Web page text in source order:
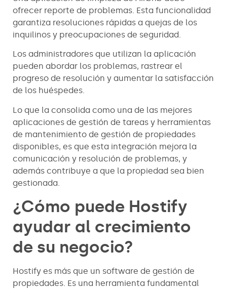
ofrecer reporte de problemas. Esta funcionalidad
garantiza resoluciones rápidas a quejas de los
inquilinos y preocupaciones de seguridad.
Los administradores que utilizan la aplicación
pueden abordar los problemas, rastrear el
progreso de resolución y aumentar la satisfacción
de los huéspedes.
Lo que la consolida como una de las mejores
aplicaciones de gestión de tareas y herramientas
de mantenimiento de gestión de propiedades
disponibles, es que esta integración mejora la
comunicación y resolución de problemas, y
además contribuye a que la propiedad sea bien
gestionada.
¿Cómo puede Hostify
ayudar al crecimiento
de su negocio?
Hostify es más que un software de gestión de
propiedades. Es una herramienta fundamental